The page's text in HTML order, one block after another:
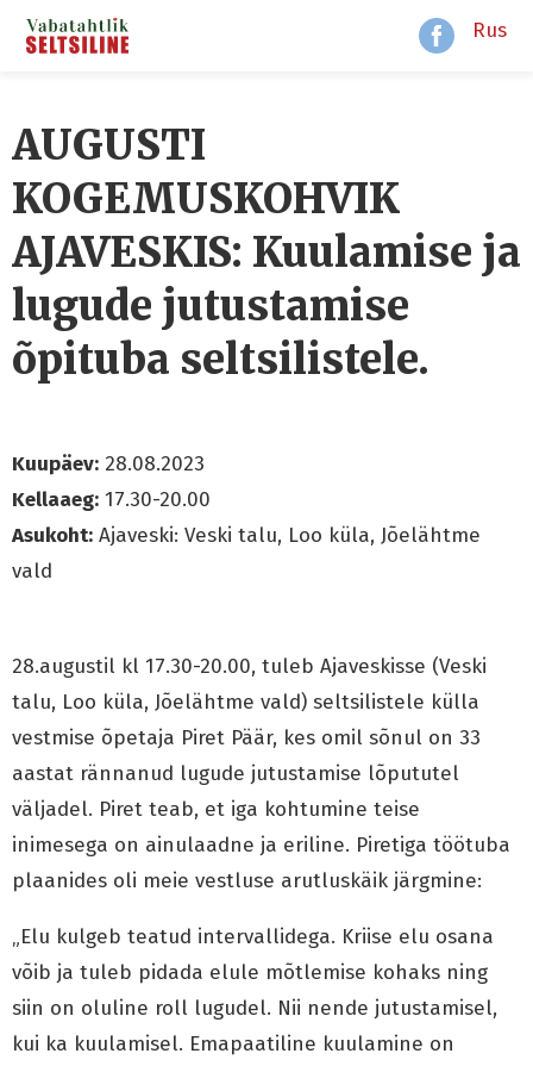
Rus
AUGUSTI
KOGEMUSKOHVIK
AJAVESKIS: Kuulamise ja
lugude jutustamise
õpituba seltsilistele.
Kuupäev: 28.08.2023
Kellaaeg: 17.30-20.00
Asukoht: Ajaveski: Veski talu, Loo küla, Jõelähtme
vald
28.augustil kl 17.30-20.00, tuleb Ajaveskisse (Veski
talu, Loo küla, Jõelähtme vald) seltsilistele külla
vestmise õpetaja Piret Päär, kes omil sõnul on 33
aastat rännanud lugude jutustamise lõpututel
väljadel. Piret teab, et iga kohtumine teise
inimesega on ainulaadne ja eriline. Piretiga töötuba
plaanides oli meie vestluse arutluskäik järgmine:
„Elu kulgeb teatud intervallidega. Kriise elu osana
võib ja tuleb pidada elule mõtlemise kohaks ning
siin on oluline roll lugudel. Nii nende jutustamisel,
kui ka kuulamisel. Emapaatiline kuulamine on